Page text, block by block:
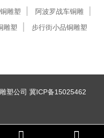
雕塑
阿波罗战车铜雕
雕塑 步行街小品铜雕塑
塑公司 冀ICP备15025462